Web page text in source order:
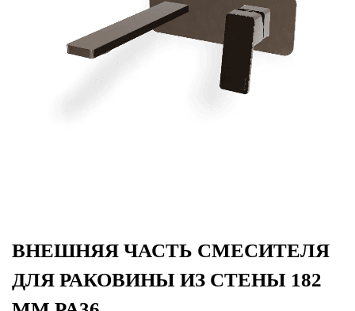
ВНЕШНЯЯ ЧАСТЬ СМЕСИТЕЛЯ
ДЛЯ РАКОВИНЫ ИЗ СТЕНЫ 182